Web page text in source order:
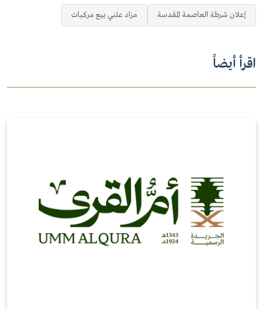
إعلان شرطة العاصمة المقدسة مزاد علني بيع مركبات
اقرأ أيضاً